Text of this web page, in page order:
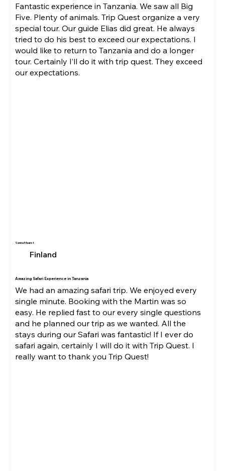
Fantastic experience in Tanzania. We saw all Big
Five. Plenty of animals. Trip Quest organize a very
special tour. Our guide Elias did great. He always
tried to do his best to exceed our expectations. I
would like to return to Tanzania and do a longer
tour. Certainly I’ll do it with trip quest. They exceed
our expectations.
Sanna Maaret
Finland
Amazing Safari Experience in Tanzania
We had an amazing safari trip. We enjoyed every
single minute. Booking with the Martin was so
easy. He replied fast to our every single questions
and he planned our trip as we wanted. All the
stays during our Safari was fantastic! If I ever do
safari again, certainly I will do it with Trip Quest. I
really want to thank you Trip Quest!